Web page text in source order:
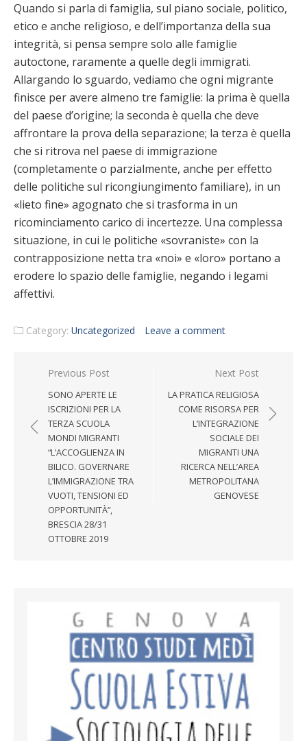
Quando si parla di famiglia, sul piano sociale, politico,
etico e anche religioso, e dell’importanza della sua
integrità, si pensa sempre solo alle famiglie
autoctone, raramente a quelle degli immigrati.
Allargando lo sguardo, vediamo che ogni migrante
finisce per avere almeno tre famiglie: la prima è quella
del paese d’origine; la seconda è quella che deve
affrontare la prova della separazione; la terza è quella
che si ritrova nel paese di immigrazione
(completamente o parzialmente, anche per effetto
delle politiche sul ricongiungimento familiare), in un
«lieto fine» agognato che si trasforma in un
ricominciamento carico di incertezze. Una complessa
situazione, in cui le politiche «sovraniste» con la
contrapposizione netta tra «noi» e «loro» portano a
erodere lo spazio delle famiglie, negando i legami
affettivi.
Category: Uncategorized Leave a comment
Post navigation
Previous Post
SONO APERTE LE
ISCRIZIONI PER LA
TERZA SCUOLA
MONDI MIGRANTI
“L’ACCOGLIENZA IN
BILICO. GOVERNARE
L’IMMIGRAZIONE TRA
VUOTI, TENSIONI ED
OPPORTUNITÀ”,
BRESCIA 28/31
OTTOBRE 2019
Next Post
LA PRATICA RELIGIOSA
COME RISORSA PER
L’INTEGRAZIONE
SOCIALE DEI
MIGRANTI UNA
RICERCA NELL’AREA
METROPOLITANA
GENOVESE